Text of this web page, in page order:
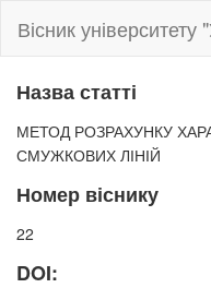
Вісник університету
Назва статті
МЕТОД РОЗРАХУНКУ
СМУЖКОВИХ ЛІНІЙ
Номер віснику
22
DOI: